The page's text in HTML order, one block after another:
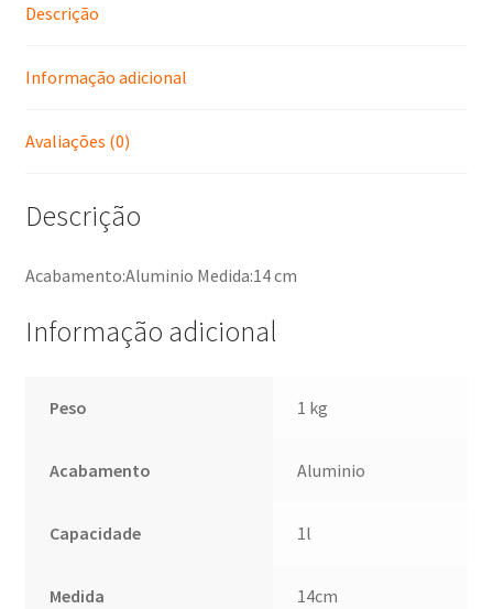
Descrição
Informação adicional
Avaliações (0)
Descrição
Acabamento:Aluminio Medida:14 cm
Informação adicional
Peso 1 kg
Acabamento Aluminio
Capacidade 1l
Medida 14cm